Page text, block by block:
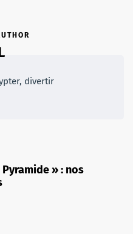
divertir
» : nos